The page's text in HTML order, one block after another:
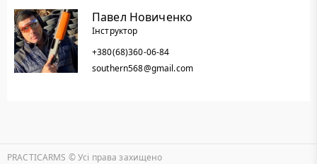
Павел Новиченко
Інструктор
+380(68)360-06-84
southern568@gmail.com
PRACTICARMS © Уcі права захищено